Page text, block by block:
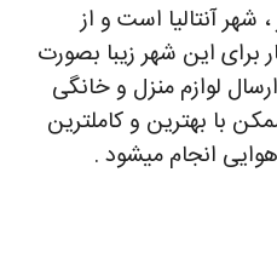
شهر آنتالیا است و از
این شهر زیبا بصورت
لوازم منزل و خانگی
با بهترین و کاملترین
انجام میشود .